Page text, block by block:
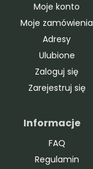
Moje konto
Moje zamówienia
Adresy
Ulubione
Zaloguj się
Zarejestruj się
Informacje
FAQ
Regulamin